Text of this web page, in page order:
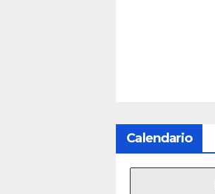
Calendario